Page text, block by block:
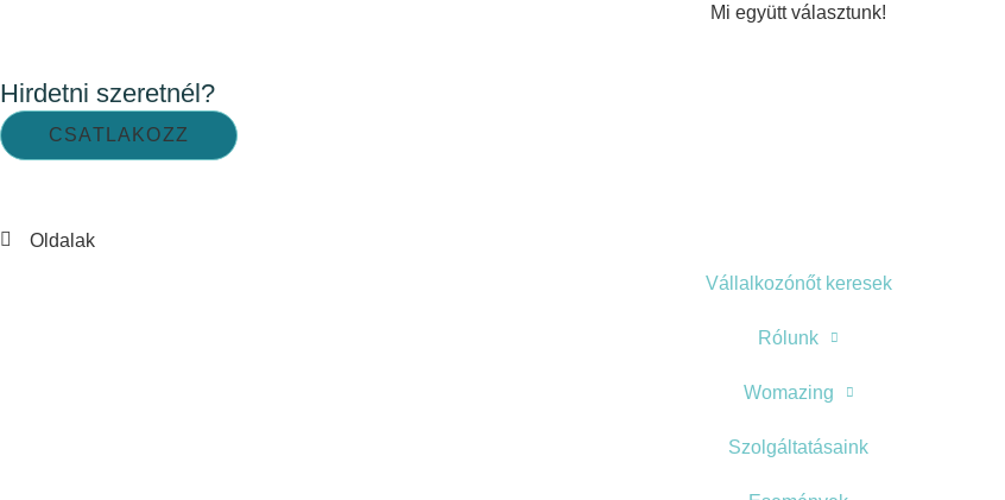
Mi együtt választunk!
Hirdetni szeretnél?
CSATLAKOZZ
Oldalak
Vállalkozónőt keresek
Rólunk
Womazing
Szolgáltatásaink